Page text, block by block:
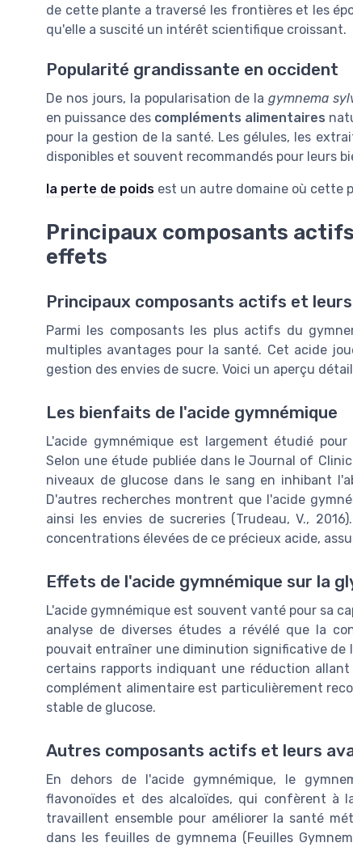
de cette plante a traversé les frontières et les
qu'elle a suscité un intérêt scientifique croissant.
Popularité grandissante en occident
De nos jours, la popularisation de lagymnema
en puissance des compléments alimentaires
pour la gestion de la santé. Les gélules, les
disponibles et souvent recommandés pour leurs
la perte de poids est un autre domaine où cette
Principaux composants
effets
Principaux composants actifs et
Parmi les composants les plus actifs du
multiples avantages pour la santé. Cet acide
gestion des envies de sucre. Voici un aperçu
Les bienfaits de l'acide gymnémique
L'acide gymnémique est largement étudié
Selon une étude publiée dans le Journal of
niveaux de glucose dans le sang en inhibant
D'autres recherches montrent que l'acide
ainsi les envies de sucreries (Trudeau, V.,
concentrations élevées de ce précieux acide,
Effets de l'acide gymnémique sur la
L'acide gymnémique est souvent vanté pour sa
analyse de diverses études a révélé que la
pouvait entraîner une diminution significative de
certains rapports indiquant une réduction allant
complément alimentaire est particulièrement
stable de glucose.
Autres composants actifs et leurs
En dehors de l'acide gymnémique, le
flavonoïdes et des alcaloïdes, qui confèrent à
travaillent ensemble pour améliorer la santé
dans les feuilles de gymnema (Feuilles